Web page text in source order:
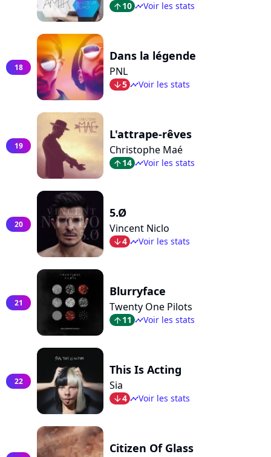
arrow_top10 timelineVoir les stats
18
Dans la légende
PNL
arrow_bot5 timelineVoir les stats
19
L'attrape-rêves
Christophe Maé
arrow_top14 timelineVoir les stats
20
5.Ø
Vincent Niclo
arrow_bot4 timelineVoir les stats
21
Blurryface
Twenty One Pilots
arrow_top11 timelineVoir les stats
22
This Is Acting
Sia
arrow_bot4 timelineVoir les stats
Citizen Of Glass